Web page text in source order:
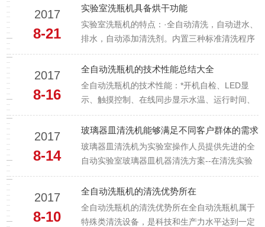
更好的冲洗效果，先进的H&D热干燥技术，大大
提高了玻璃器皿清洗机清洗干燥效率，清洗实
验，无需等待。恒压切向喷淋技术切向喷淋技术
2017
8-21
实验室洗瓶机具备烘干功能
实验室洗瓶机的特点：·全自动清洗，自动进水、
排水，自动添加清洗剂。内置三种标准清洗程序
可供选择，也可以自定义清洗参数和清洗程序。·
可清洗1mL、2mL、5mL、10mL等多种规格进
样瓶，一次zui多可清洗200个2mL的进样瓶。·超
声功率，清洗时间均可调整，具有加热装置，可
2017
8-16
全自动洗瓶机的技术性能总结大全
全自动洗瓶机的技术性能：*开机自检、LED显
示、触摸控制、在线同步显示水温、运行时间、
运行步骤等参数。*控制系统具有十个标准清洗程
序和两个自定义编程清洗程序保证满足用户的清
洗要求。*循环系统：400L/min的循环速度提供*
的清洗能力。**循环泵及循环速度感测器保证高
2017
8-14
玻璃器皿清洗机能够满足不同客户群体的需求
玻璃器皿清洗机为实验室操作人员提供先进的全
自动实验室玻璃器皿机器清洗方案--在清洗实验
玻璃器皿，比如烧杯、吸量管、量瓶、锥形烧
瓶、培养皿和试管时，许多实验室都会慎重选择
所使用的清洗消毒设备，原因之一是为了避免受
到危险物侵害的风险；手工清洗时可能引起危险
2017
8-10
全自动洗瓶机的清洗优势所在
全自动洗瓶机的清洗优势所在全自动洗瓶机属于
特殊类清洗设备，是科技和生产力水平达到一定